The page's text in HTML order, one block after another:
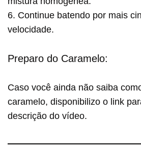
6. Continue batendo por mais
velocidade.
Preparo do Caramelo:
Caso você ainda não saiba
caramelo, disponibilizo o link
descrição do vídeo.